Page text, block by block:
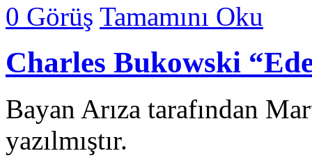
0 Görüş Tamamını Oku
Charles Bukowski
Bayan Arıza tarafından
yazılmıştır.